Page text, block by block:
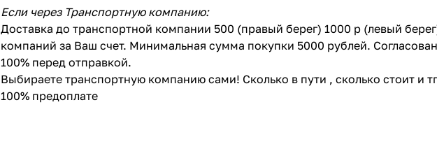
Если через Транспортную компанию:
Доставка до транспортной компании 500 (правый берег) 1000 р (левый
компаний за Ваш счет. Минимальная сумма покупки 5000 рублей.
100% перед отправкой.
Выбираете транспортную компанию сами! Сколько в пути , сколько стоит и
100% предоплате